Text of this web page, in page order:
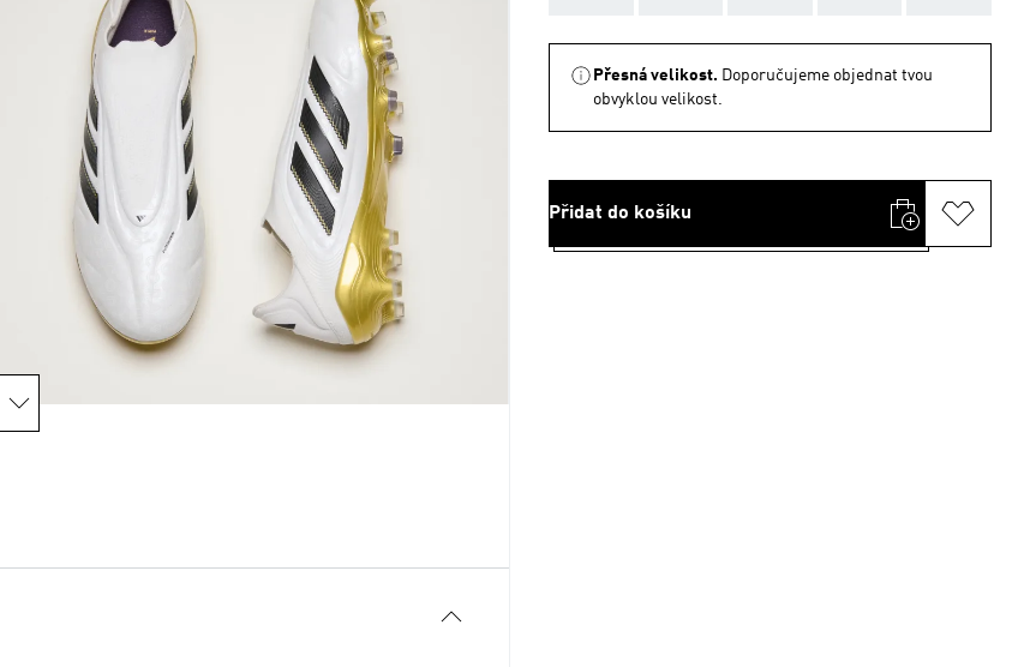
Přesná velikost. Doporučujeme objednat tvou
obvyklou velikost.
Přidat do košíku